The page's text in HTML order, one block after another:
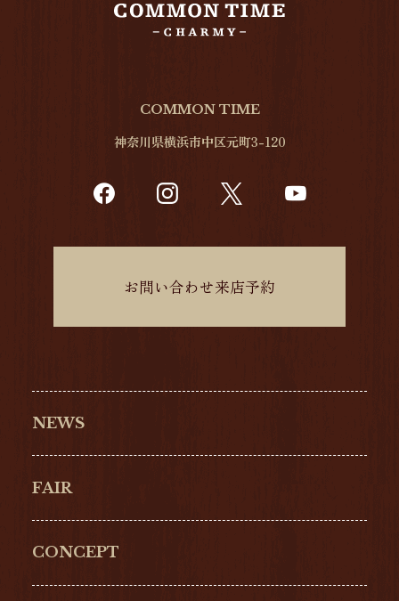
NEWS
FAIR
CONCEPT
COMMON TIME
神奈川県横浜市中区元町3-120
お問い合わせ来店予約